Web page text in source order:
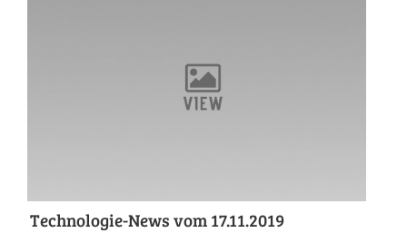
Technologie-News vom 17.11.2019